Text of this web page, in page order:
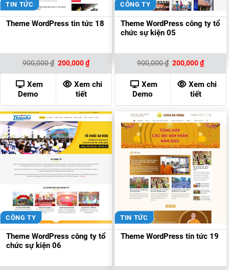
TIN TỨC
Theme WordPress tin tức 18
900,000₫ Giá
là:
900,000 ₫.
200,000₫Giá
hiện
tại
là:
200,000 ₫.
Xem
Demo
Xem chi
tiết
CÔNG TY
Theme WordPress công ty tổ
chức sự kiện 05
900,000₫ Giá
là:
900,000 ₫.
200,000₫Giá
hiện
tại
là:
Xem
Demo
Xem chi
tiết
CÔNG TY
Theme WordPress công ty tổ
chức sự kiện 06
TIN TỨC
Theme WordPress tin tức 19